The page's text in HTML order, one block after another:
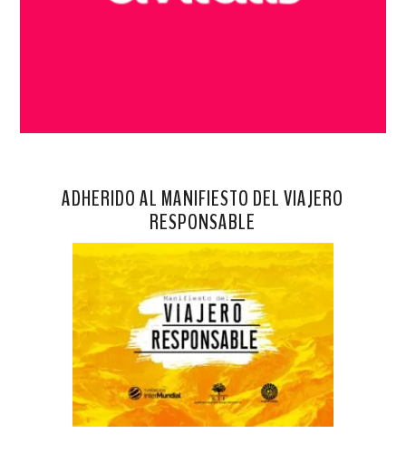
ADHERIDO AL MANIFIESTO DEL VIAJERO
RESPONSABLE